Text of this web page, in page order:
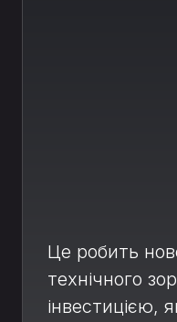
Це робить
технічного
інвестицією,